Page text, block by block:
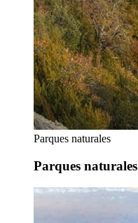
Parques naturales
Parques naturales